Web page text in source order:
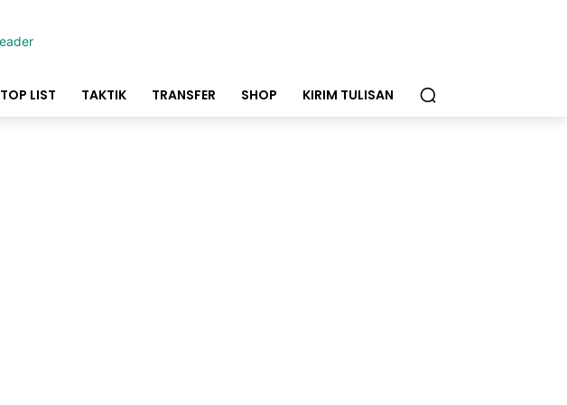
TOP LIST TAKTIK TRANSFER SHOP KIRIM TULISAN